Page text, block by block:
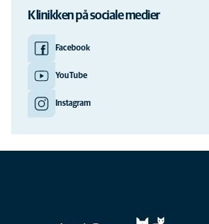
Klinikken på sociale medier
Facebook
YouTube
Instagram